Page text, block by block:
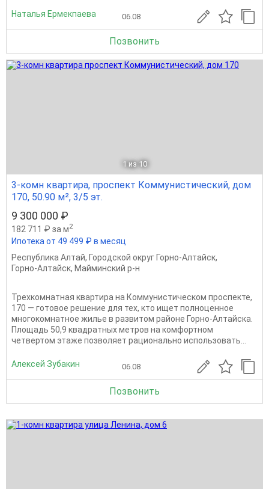
Наталья Ермекпаева 06.08
Позвонить
1 из 10
3-комн квартира, проспект Коммунистический, дом
170, 50.90 м², 3/5 эт.
9 300 000 ₽
182 711 ₽ за м2
Ипотека от 49 499 ₽ в месяц
Республика Алтай, Городской округ Горно-Алтайск,
Горно-Алтайск, Майминский р-н
Трехкомнатная квартира на Коммунистическом проспекте,
170 — готовое решение для тех, кто ищет полноценное
многокомнатное жилье в развитом районе Горно-Алтайска.
Площадь 50,9 квадратных метров на комфортном
четвертом этаже позволяет рационально использовать...
Алексей Зубакин 06.08
Позвонить